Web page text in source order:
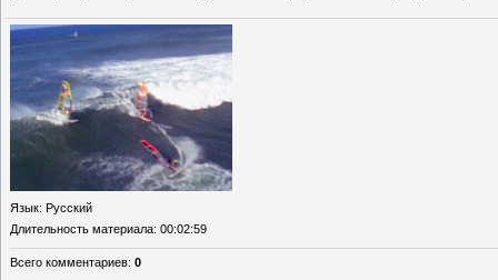
Язык: Русский
Длительность материала: 00:02:59
Всего комментариев: 0